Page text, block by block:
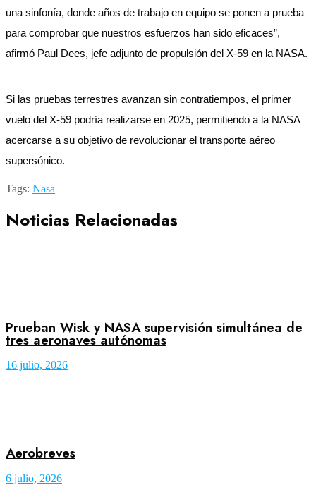
una sinfonía, donde años de trabajo en equipo se ponen a prueba
para comprobar que nuestros esfuerzos han sido eficaces”,
afirmó Paul Dees, jefe adjunto de propulsión del X-59 en la NASA.
Si las pruebas terrestres avanzan sin contratiempos, el primer
vuelo del X-59 podría realizarse en 2025, permitiendo a la NASA
acercarse a su objetivo de revolucionar el transporte aéreo
supersónico.
Tags: Nasa
Noticias Relacionadas
Prueban Wisk y NASA supervisión simultánea de
tres aeronaves autónomas
16 julio, 2026
Aerobreves
6 julio, 2026